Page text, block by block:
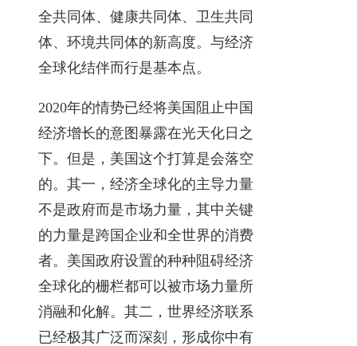
全共同体、健康共同体、卫生共同
体、环境共同体的新高度。与经济
全球化结伴而行是基本点。
2020年的情势已经将美国阻止中国
经济增长的意图暴露在光天化日之
下。但是，美国这个打算是会落空
的。其一，经济全球化的主导力量
不是政府而是市场力量，其中关键
的力量是跨国企业和全世界的消费
者。美国政府设置的种种阻碍经济
全球化的栅栏都可以被市场力量所
消融和化解。其二，世界经济联系
已经极其广泛而深刻，形成你中有